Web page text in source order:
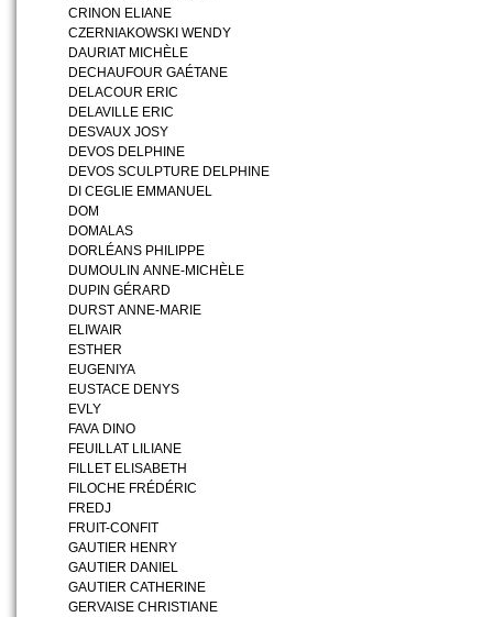
CRINON ELIANE
CZERNIAKOWSKI WENDY
DAURIAT MICHÈLE
DECHAUFOUR GAÉTANE
DELACOUR ERIC
DELAVILLE ERIC
DESVAUX JOSY
DEVOS DELPHINE
DEVOS SCULPTURE DELPHINE
DI CEGLIE EMMANUEL
DOM
DOMALAS
DORLÉANS PHILIPPE
DUMOULIN ANNE-MICHÈLE
DUPIN GÉRARD
DURST ANNE-MARIE
ELIWAIR
ESTHER
EUGENIYA
EUSTACE DENYS
EVLY
FAVA DINO
FEUILLAT LILIANE
FILLET ELISABETH
FILOCHE FRÉDÉRIC
FREDJ
FRUIT-CONFIT
GAUTIER HENRY
GAUTIER DANIEL
GAUTIER CATHERINE
GERVAISE CHRISTIANE